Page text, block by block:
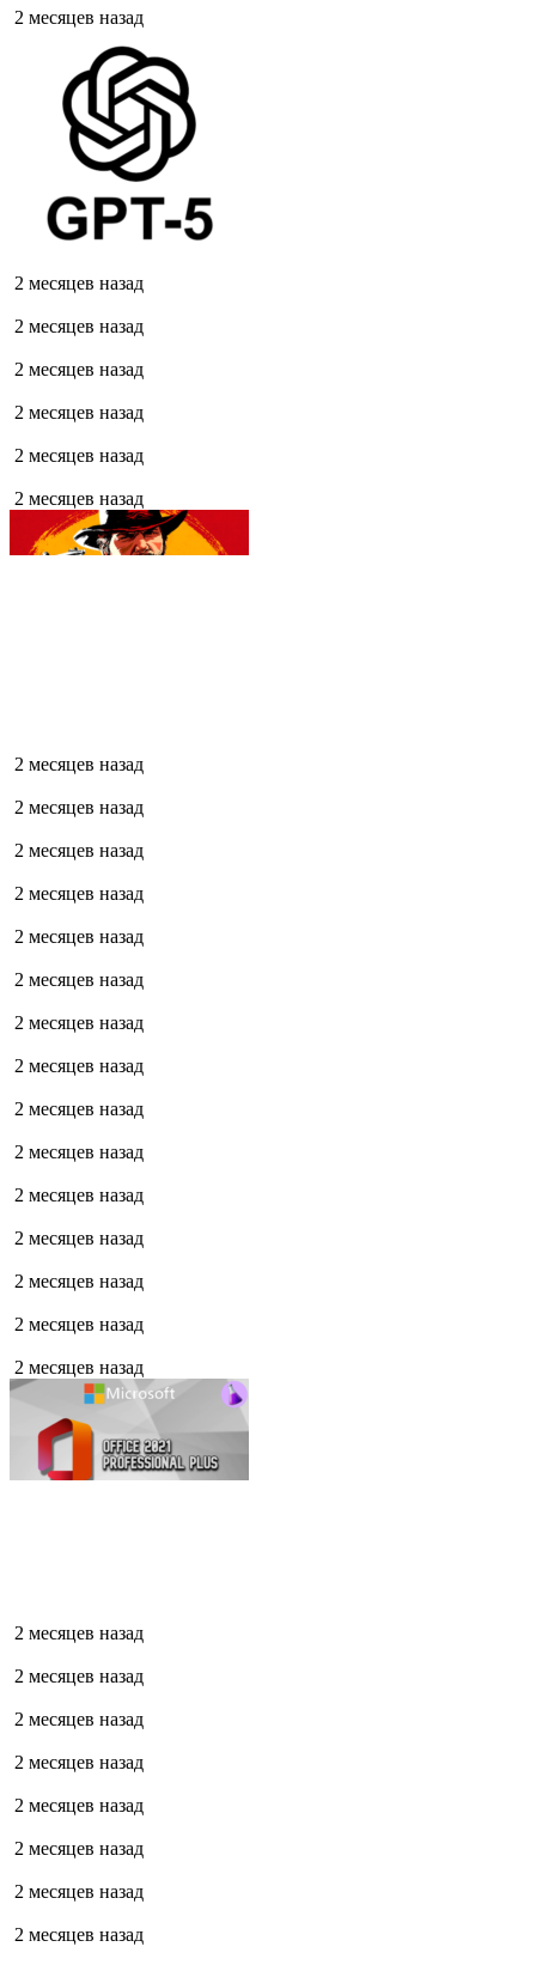
2 месяцев назад
2 месяцев назад
2 месяцев назад
2 месяцев назад
2 месяцев назад
2 месяцев назад
2 месяцев назад
2 месяцев назад
2 месяцев назад
2 месяцев назад
2 месяцев назад
2 месяцев назад
2 месяцев назад
2 месяцев назад
2 месяцев назад
2 месяцев назад
2 месяцев назад
2 месяцев назад
2 месяцев назад
2 месяцев назад
2 месяцев назад
2 месяцев назад
2 месяцев назад
2 месяцев назад
2 месяцев назад
2 месяцев назад
2 месяцев назад
2 месяцев назад
2 месяцев назад
2 месяцев назад